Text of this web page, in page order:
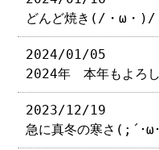
どんど焼き(/・ω・)/
2024/01/05
2024年 本年もよろ
2023/12/19
急に真冬の寒さ(;´･ω